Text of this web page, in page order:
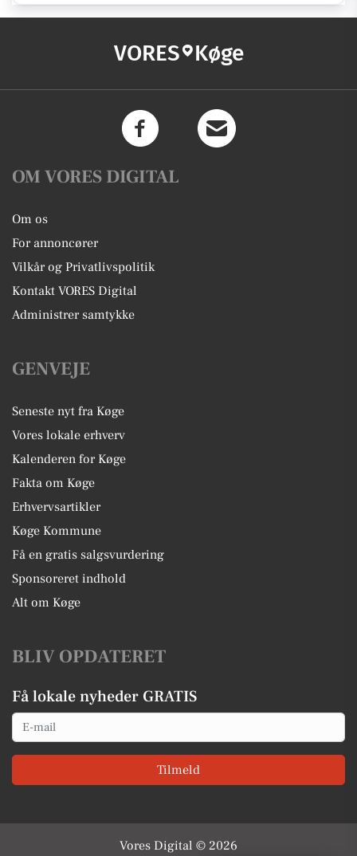
VORES Køge
OM VORES DIGITAL
Om os
For annoncører
Vilkår og Privatlivspolitik
Kontakt VORES Digital
Administrer samtykke
GENVEJE
Seneste nyt fra Køge
Vores lokale erhverv
Kalenderen for Køge
Fakta om Køge
Erhvervsartikler
Køge Kommune
Få en gratis salgsvurdering
Sponsoreret indhold
Alt om Køge
BLIV OPDATERET
Få lokale nyheder GRATIS
Email
Tilmeld
Vores Digital © 2026